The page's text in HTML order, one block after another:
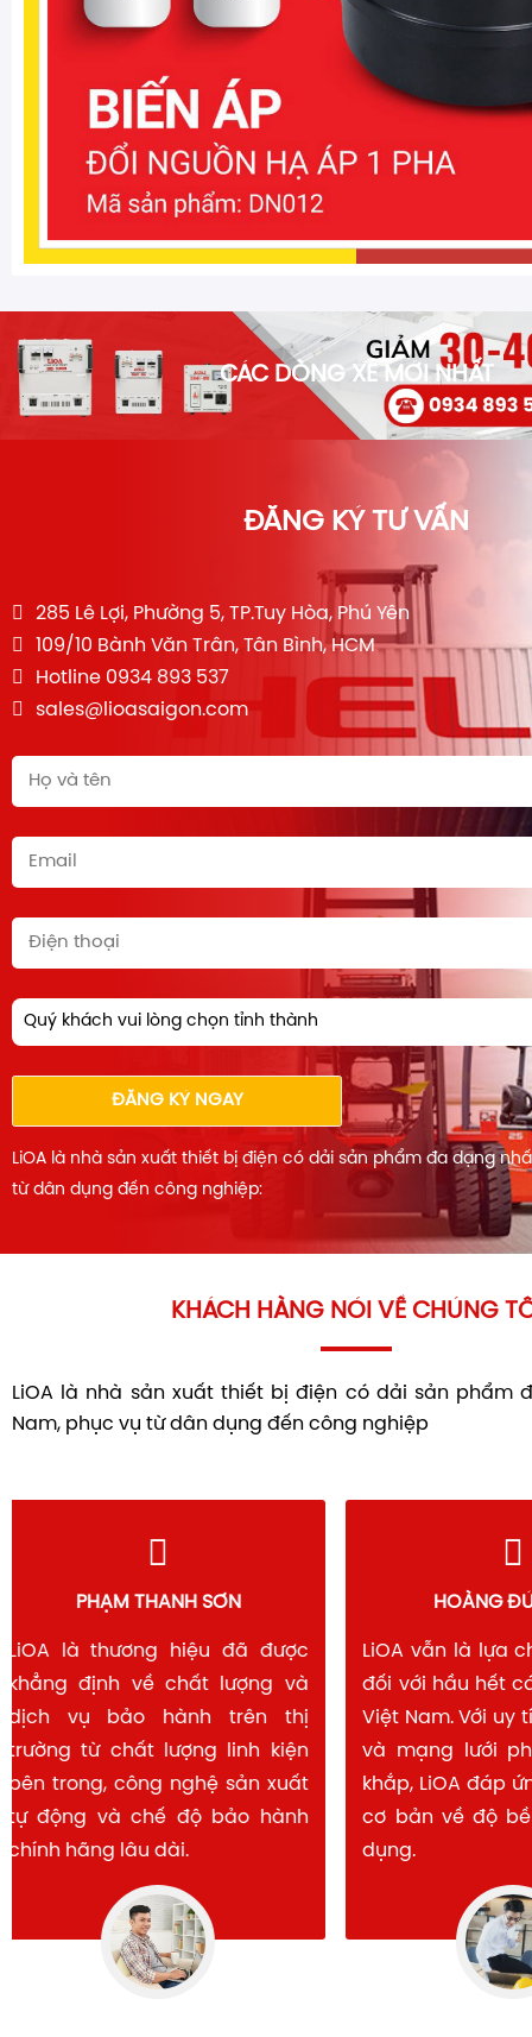
CÁC DÒNG XE MỚI NHẤT
ĐĂNG KÝ TƯ VẤN
285 Lê Lợi, Phường 5, TP.Tuy Hòa, Phú Yên
109/10 Bành Văn Trân, Tân Bình, HCM
Hotline 0934 893 537
sales@lioasaigon.com
Quý khách vui lòng chọn tỉnh thành
ĐĂNG KÝ NGAY
LiOA là nhà sản xuất thiết bị điện có dải sản phẩm đa dạng
từ dân dụng đến công nghiệp:
KHÁCH HÀNG NÓI VỀ CHÚNG
LiOA là nhà sản xuất thiết bị điện có dải sản phẩm
Nam, phục vụ từ dân dụng đến công nghiệp
PHẠM THANH SƠN
LiOA là thương hiệu đã được
khẳng định về chất lượng và
dịch vụ bảo hành trên thị
trường từ chất lượng linh kiện
bên trong, công nghệ sản xuất
tự động và chế độ bảo hành
chính hãng lâu dài.
HOÀNG
LiOA vẫn là
đối với hầu
Việt Nam. Với
và mạng lưới
khắp, LiOA
cơ bản về độ
dụng.